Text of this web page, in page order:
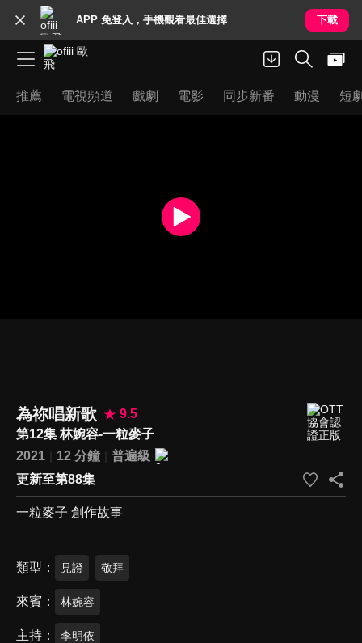
APP 免登入，手機觀看最佳選擇 下載
推薦 電視頻道 戲劇 電影 同步新番 動漫 短
為祢唱新歌
9.5
第12集 林婉容-一粒麥子
2021
12 分鐘
普遍級
更新至第88集
一粒麥子 創作故事
類型 見證 敬拜
來賓 林婉容
主持 李明依